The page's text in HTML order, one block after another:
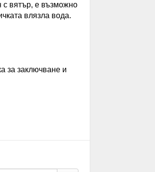
с вятър, е възможно
влязла вода.
за заключване и